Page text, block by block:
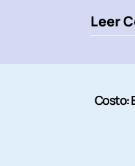
Leer
Costo: